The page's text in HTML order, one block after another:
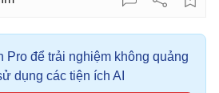
Pro để trải nghiệm không quảng
dụng các tiện ích AI